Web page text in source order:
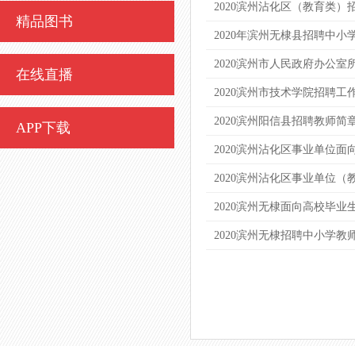
精品图书
在线直播
APP下载
2020滨州沾化区（教育类）
2020年滨州无棣县招聘中小
2020滨州市人民政府办公室
2020滨州市技术学院招聘工
2020滨州阳信县招聘教师简
2020滨州沾化区事业单位面
2020滨州沾化区事业单位（
2020滨州无棣面向高校毕业
2020滨州无棣招聘中小学教